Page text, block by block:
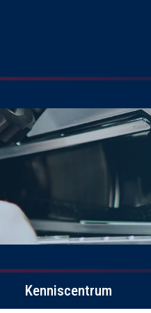
Kenniscentrum